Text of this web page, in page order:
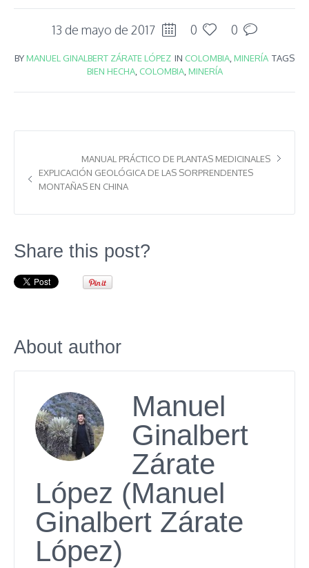
13 de mayo de 2017 0 0
BYMANUEL GINALBERT ZÁRATE LÓPEZ IN COLOMBIA MINERÍA TAGS
BIEN HECHA, COLOMBIA, MINERÍA
MANUAL PRÁCTICO DE PLANTAS MEDICINALES
EXPLICACIÓN GEOLÓGICA DE LAS SORPRENDENTES
MONTAÑAS EN CHINA
Share this post?
About author
Manuel
Ginalbert
Zárate
López (Manuel
Ginalbert Zárate
López)